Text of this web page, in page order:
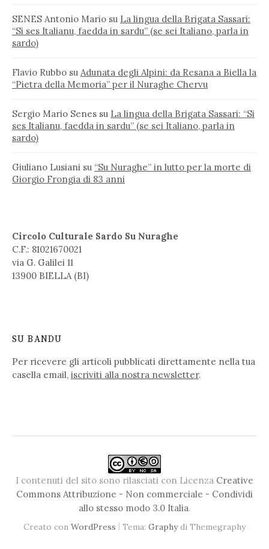
SENES Antonio Mario su La lingua della Brigata Sassari:
“Si ses Italianu, faedda in sardu” (se sei Italiano, parla in
sardo)
Flavio Rubbo su Adunata degli Alpini: da Resana a Biella la
“Pietra della Memoria” per il Nuraghe Chervu
Sergio Mario Senes su La lingua della Brigata Sassari: “Si
ses Italianu, faedda in sardu” (se sei Italiano, parla in
sardo)
Giuliano Lusiani su “Su Nuraghe” in lutto per la morte di
Giorgio Frongia di 83 anni
Circolo Culturale Sardo Su Nuraghe
C.F.: 81021670021
via G. Galilei 11
13900 BIELLA (BI)
SU BANDU
Per ricevere gli articoli pubblicati direttamente nella tua
casella email, iscriviti alla nostra newsletter.
I contenuti del sito sono rilasciati con Licenza Creative
Commons Attribuzione - Non commerciale - Condividi
allo stesso modo 3.0 Italia.
Creato con WordPress | Tema: Graphydi Themegraphy